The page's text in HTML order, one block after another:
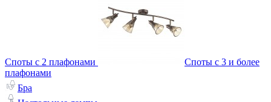
Споты с 2 плафонами
Споты с 3 и более
плафонами
Бра